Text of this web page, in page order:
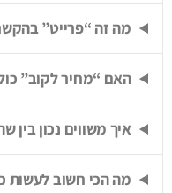
מה זה “פרייט”
האם “מחיר לקוב”
איך משווים נכון בין
מה הכי חשוב לעשות